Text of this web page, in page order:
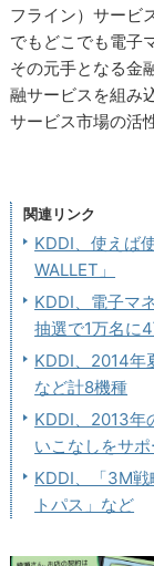
フライン）サービ
でもどこでも電子
その元手となる金
融サービスを組み
サービス市場の活
関連リンク
KDDI、使えば
WALLET」
KDDI、電子マ
抽選で1万名に
KDDI、2014年
など計8機種
KDDI、2013年
いこなしをサポ
KDDI、「3M
トパス」など